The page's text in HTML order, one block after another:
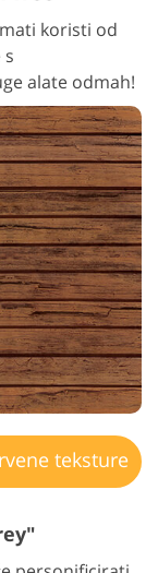
koristi od
alate odmah!
teksture